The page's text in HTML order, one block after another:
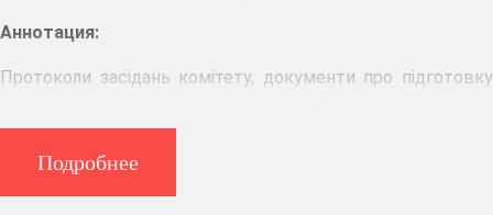
Аннотация:
Протоколи засідань комітету, документи про підготовку
Одеса.
Короткі звіти та огляди діяльності комітету.
Подробнее